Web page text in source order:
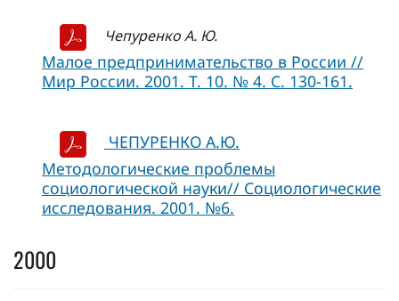
Чепуренко А. Ю.
Малое предпринимательство в России //
Мир России. 2001. Т. 10. № 4. С. 130-161.
ЧЕПУРЕНКО А.Ю.
Методологические проблемы
социологической науки// Социологические
исследования. 2001. №6.
2000